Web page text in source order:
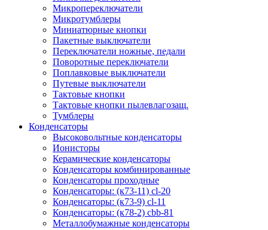
Микропереключатели
Микротумблеры
Миниатюрные кнопки
Пакетные выключатели
Переключатели ножные, педали
Поворотные переключатели
Поплавковые выключатели
Путевые выключатели
Тактовые кнопки
Тактовые кнопки пылевлагозащ.
Тумблеры
Конденсаторы
Высоковольтные конденсаторы
Ионисторы
Керамические конденсаторы
Конденсаторы комбинированные
Конденсаторы проходные
Конденсаторы: (к73-11) cl-20
Конденсаторы: (к73-9) cl-11
Конденсаторы: (к78-2) cbb-81
Металлобумажные конденсаторы